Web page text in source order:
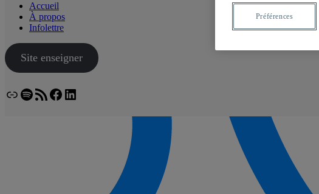
Accueil
À propos
Infolettre
Site enseigner
LienSpotify
Flux RSSFacebook
LinkedIn
Préférences